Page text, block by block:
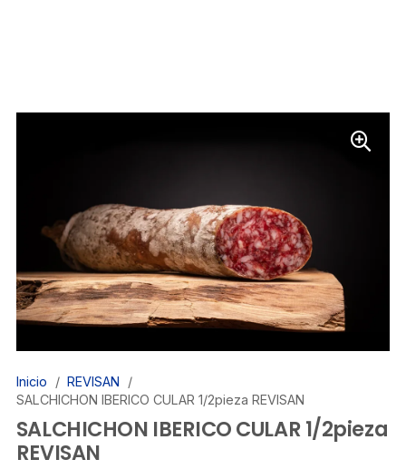
Inicio / REVISAN
/
SALCHICHON IBERICO CULAR 1/2pieza REVISAN
SALCHICHON IBERICO CULAR 1/2pieza
REVISAN